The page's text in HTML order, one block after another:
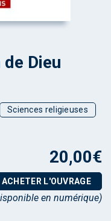
Dieu
Sciences religieuses
20,00€
ACHETER L'OUVRAGE
en numérique)